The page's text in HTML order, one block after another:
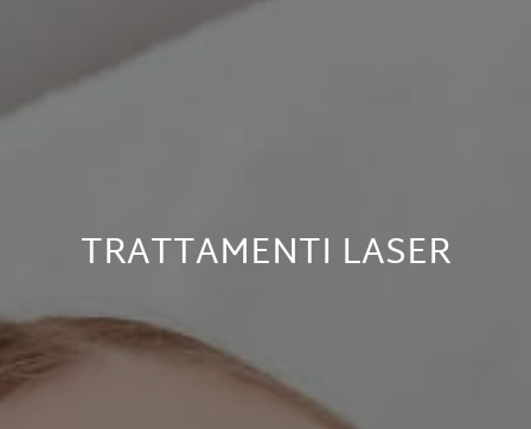
TRATTAMENTI LASER